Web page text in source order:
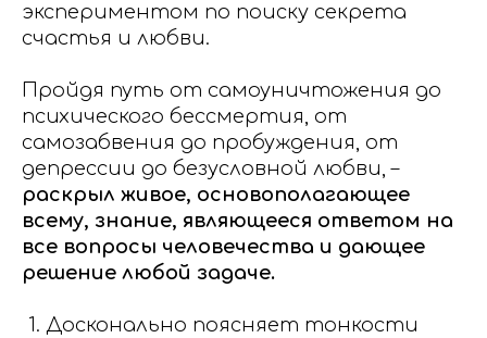
экспериментом по поиску секрета
счастья и любви.
Пройдя путь от самоуничтожения до
психического бессмертия, от
самозабвения до пробуждения, от
депрессии до безусловной любви, –
раскрыл живое, основополагающее
всему, знание, являющееся ответом на
все вопросы человечества и дающее
решение любой задаче.
Досконально поясняет тонкости